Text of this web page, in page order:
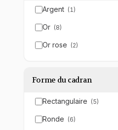
Argent (1)
Or (8)
Or rose (2)
Forme du cadran
Rectangulaire (5)
Ronde (6)